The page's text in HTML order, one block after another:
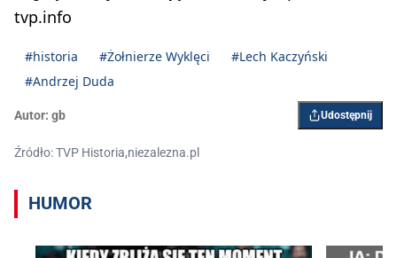
tvp.info
#historia #Żołnierze Wyklęci
#Lech Kaczyński
#Andrzej Duda
Autor: gb Udostępnij
Źródło: TVP Historia,niezalezna.pl
HUMOR